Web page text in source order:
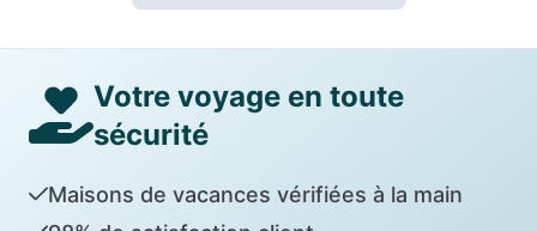
Votre voyage en toute
sécurité
Maisons de vacances vérifiées à la main